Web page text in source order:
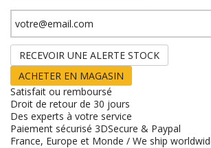
RECEVOIR UNE ALERTE STOCK
ACHETER EN MAGASIN
Satisfait ou remboursé
Droit de retour de 30 jours
Des experts à votre service
Paiement sécurisé 3DSecure & Paypal
France, Europe et Monde / We ship